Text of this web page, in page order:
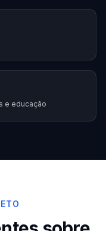
e educação